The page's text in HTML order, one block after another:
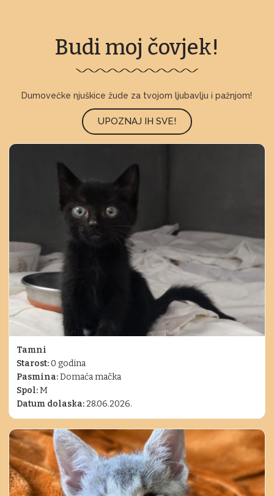
Budi moj čovjek!
Dumovečke njuškice žude za tvojom ljubavlju i pažnjom!
UPOZNAJ IH SVE!
Tamni
Starost:0 godina
Pasmina:Domaća mačka
Spol:M
Datum dolaska: 28.06.2026.